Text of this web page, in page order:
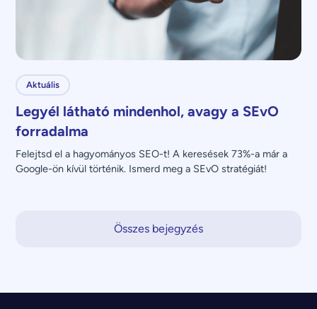
Aktuális
Legyél látható mindenhol, avagy a SEvO
forradalma
Felejtsd el a hagyományos SEO-t! A keresések 73%-a már a
Google-ön kívül történik. Ismerd meg a SEvO stratégiát!
Összes bejegyzés